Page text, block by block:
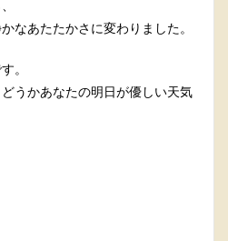
なあたたかさに変わりました。
。
うかあなたの明日が優しい天気